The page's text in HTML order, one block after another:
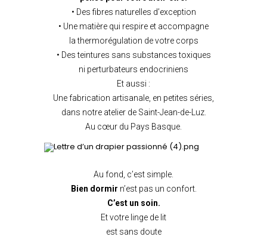
• Des fibres naturelles d’exception
• Une matière qui respire et accompagne
la thermorégulation de votre corps
• Des teintures sans substances toxiques
ni perturbateurs endocriniens
Et aussi :
Une fabrication artisanale, en petites séries,
dans notre atelier de Saint-Jean-de-Luz.
Au cœur du Pays Basque.
Au fond, c’est simple.
Bien dormir n’est pas un confort.
C’est un soin.
Et votre linge de lit
est sans doute